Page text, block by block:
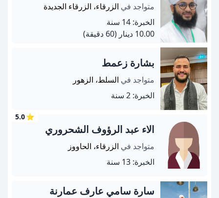
متواجد في الزرقاء، الزرقاء الجديدة
الخبرة: 14 سنة
10.00 دينار
(60 دقيقة)
بشارة زعمط
متواجد في السلط، الزهور
الخبرة: 2 سنة
⭐
5.0
الاء عبد الرؤوف الشحروري
متواجد في الزرقاء، الحاووز
الخبرة: 13 سنة
سارة سامي عارف عمارنة